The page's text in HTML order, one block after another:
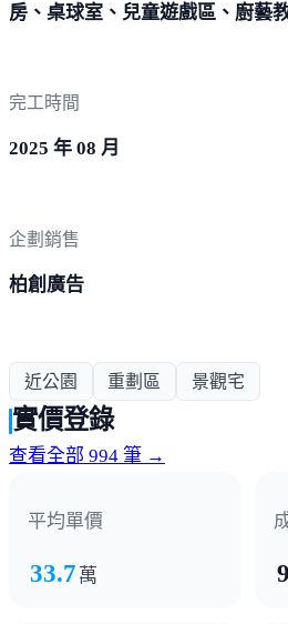
房、桌球室、兒童遊戲區、廚藝
完工時間
2025 年 08 月
企劃銷售
柏創廣告
近公園 重劃區 景觀宅
實價登錄
查看全部 994 筆 →
平均單價
33.7 萬